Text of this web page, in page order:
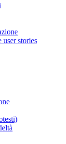
user stories